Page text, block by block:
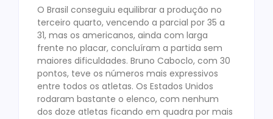
O Brasil conseguiu equilibrar a produção no
terceiro quarto, vencendo a parcial por 35 a
31, mas os americanos, ainda com larga
frente no placar, concluíram a partida sem
maiores dificuldades. Bruno Caboclo, com 30
pontos, teve os números mais expressivos
entre todos os atletas. Os Estados Unidos
rodaram bastante o elenco, com nenhum
dos doze atletas ficando em quadra por mais